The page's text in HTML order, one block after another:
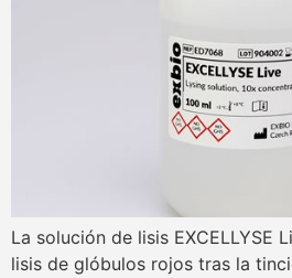
La solución de lisis EXCELLYSE
lisis de glóbulos rojos tras la